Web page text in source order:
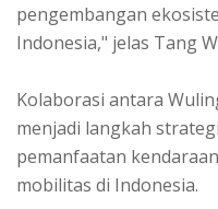
pengembangan
Indonesia," jelas Tang
Kolaborasi antara
menjadi langkah
pemanfaatan
mobilitas di Indonesia.